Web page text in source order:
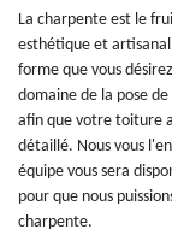
La charpente est le
esthétique et
forme que vous
domaine de la pose
afin que votre toiture
détaillé. Nous vous
équipe vous sera
pour que nous
charpente.